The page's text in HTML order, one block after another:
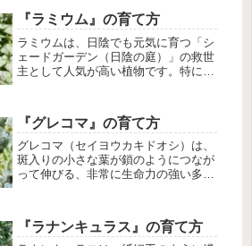
モクビャッコウ（木百紅 / 木白虹 / 木
百香）学名：Crossoste...
『ラミウム』の育て方
ラミウムは、日陰でも元気に育つ「シ
ェードガーデン（日陰の庭）」の救世
主として人気が高い植物です。特に葉
ラミウム(オドリコソウ)の基本情報植
物名：ラミウム（和名：踊子草（オ
ド...
『グレコマ』の育て方
グレコマ（セイヨウカキドオシ）は、
斑入りの小さな葉が鎖のようにつなが
って伸びる、非常に生命力の強い多年
たりするのに重宝されます。グレコマ
の基本情報植物名：グレコマ（和名：
『ラナンキュラス』の育て方